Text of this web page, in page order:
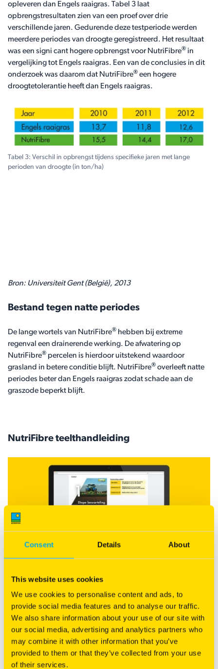
Consent Details About
This website uses cookies
We use cookies to personalise content and ads, to
provide social media features and to analyse our traffic.
We also share information about your use of our site with
our social media, advertising and analytics partners who
may combine it with other information that you’ve
provided to them or that they’ve collected from your use
of their services.
opleveren dan Engels raaigras. Tabel 3 laat
opbrengstresultaten zien van een proef over drie
verschillende jaren. Gedurende deze testperiode werden
meerdere periodes van droogte geregistreerd. Het resultaat
was een signi cant hogere opbrengst voor NutriFibre® in
vergelijking tot Engels raaigras. Een van de conclusies in dit
onderzoek was daarom dat NutriFibre® een hogere
droogtetolerantie heeft dan Engels raaigras.
Tabel 3: Verschil in opbrengst tijdens specifieke jaren met lange
perioden van droogte (in ton/ha)
Bron: Universiteit Gent (België), 2013
Bestand tegen natte periodes
De lange wortels van NutriFibre® hebben bij extreme
regenval een drainerende werking. De afwatering op
NutriFibre® percelen is hierdoor uitstekend waardoor
grasland in betere conditie blijft. NutriFibre® overleeft natte
periodes beter dan Engels raaigras zodat schade aan de
graszode beperkt blijft.
NutriFibre teelthandleiding
teelthandleiding ook downloaden
DOWNLOAD